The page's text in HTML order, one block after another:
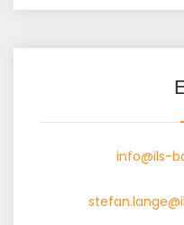
info@ils-